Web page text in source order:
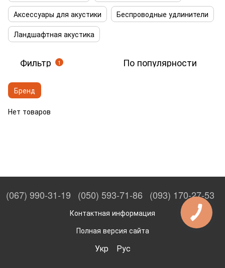
Аксессуары для акустики
Беспроводные удлинители
Ландшафтная акустика
Фильтр 1 По популярности
Бренд
Нет товаров
(067) 990-31-19 (050) 593-71-86 (093) 170-27-53
Контактная информация
Полная версия сайта
Укр Рус